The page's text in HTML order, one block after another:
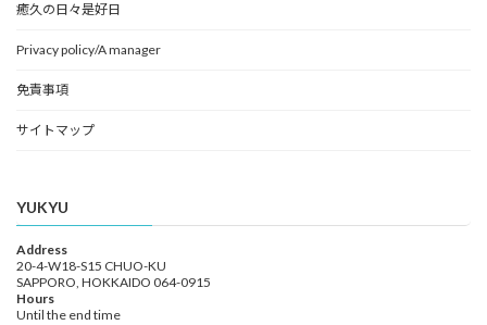
癒久の日々是好日
Privacy policy/A manager
免責事項
サイトマップ
YUKYU
Address
20-4-W18-S15 CHUO-KU
SAPPORO, HOKKAIDO 064-0915
Hours
Until the end time